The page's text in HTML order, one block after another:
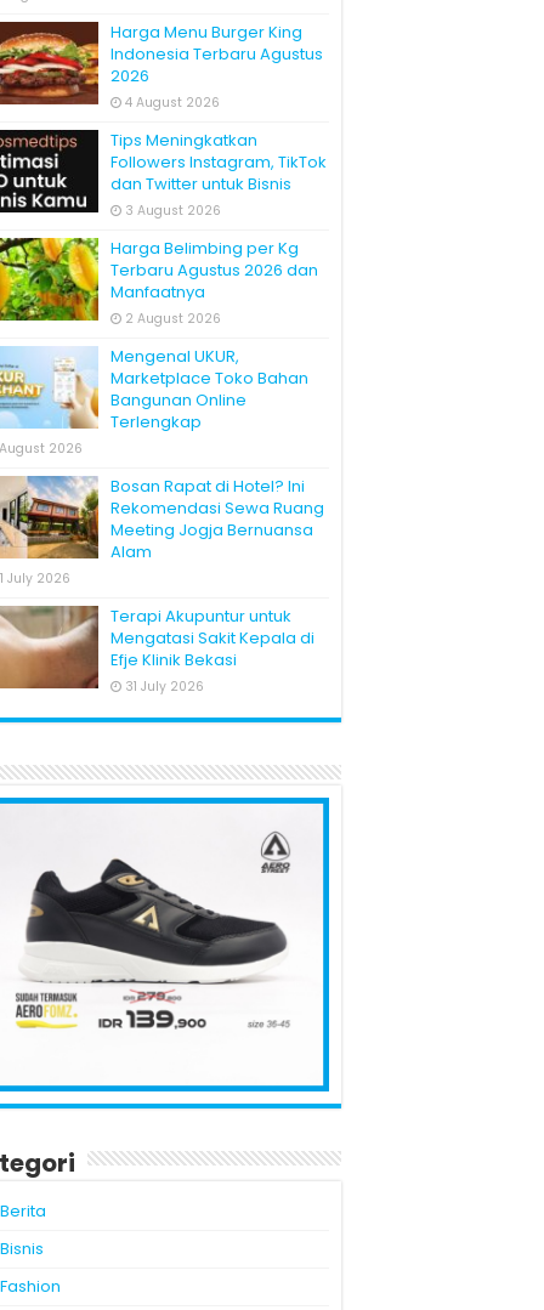
Harga Menu Burger King
Indonesia Terbaru Agustus
2026
4 August 2026
Tips Meningkatkan
Followers Instagram, TikTok
dan Twitter untuk Bisnis
3 August 2026
Harga Belimbing per Kg
Terbaru Agustus 2026 dan
Manfaatnya
2 August 2026
Mengenal UKUR,
Marketplace Toko Bahan
Bangunan Online
Terlengkap
August 2026
Bosan Rapat di Hotel? Ini
Rekomendasi Sewa Ruang
Meeting Jogja Bernuansa
Alam
July 2026
Terapi Akupuntur untuk
Mengatasi Sakit Kepala di
Efje Klinik Bekasi
31 July 2026
Berita
Bisnis
Fashion